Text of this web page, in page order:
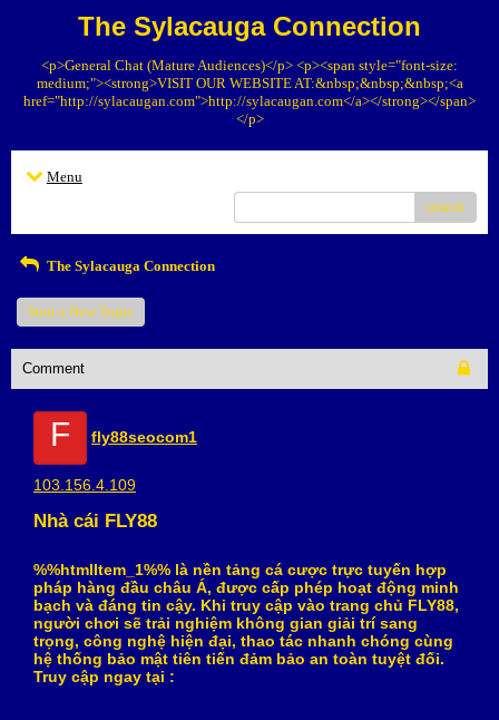
The Sylacauga Connection
<p>General Chat (Mature Audiences)</p> <p><span style="font-size:
medium;"><strong>VISIT OUR WEBSITE AT:&nbsp;&nbsp;&nbsp;<a
href="http://sylacaugan.com">http://sylacaugan.com</a></strong></span>
</p>
Menu
search
The Sylacauga Connection
Start a New Topic
Comment
F fly88seocom1
103.156.4.109
Nhà cái FLY88
%%htmlItem_1%% là nền tảng cá cược trực tuyến hợp
pháp hàng đầu châu Á, được cấp phép hoạt động minh
bạch và đáng tin cậy. Khi truy cập vào trang chủ FLY88,
người chơi sẽ trải nghiệm không gian giải trí sang
trọng, công nghệ hiện đại, thao tác nhanh chóng cùng
hệ thống bảo mật tiên tiến đảm bảo an toàn tuyệt đối.
Truy cập ngay tại :